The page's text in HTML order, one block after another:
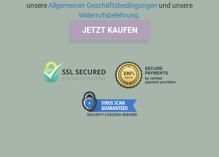
unsereAllgemeinen Geschäftsbedingungen und unsere
Widerrufsbelehrung.
JETZT KAUFEN